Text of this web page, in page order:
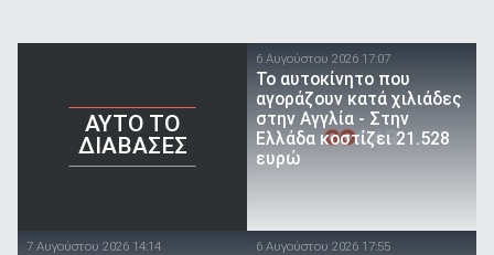
AYTO TO
ΔΙΑΒΑΣΕΣ
6 Αυγούστου 2026 17:07
To αυτοκίνητο που
αγοράζουν κατά χιλιάδες
στην Αγγλία - Στην
Ελλάδα κοστίζει 21.528
ευρώ
7 Αυγούστου 2026 14:14 6 Αυγούστου 2026 17:55